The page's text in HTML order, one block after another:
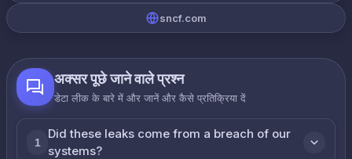
sncf.com
अक्सर पूछे जाने वाले प्रश्न
डेटा लीक के बारे में और जानें और कैसे प्रतिक्रिया दें
1
Did these leaks come from a breach of our
systems?